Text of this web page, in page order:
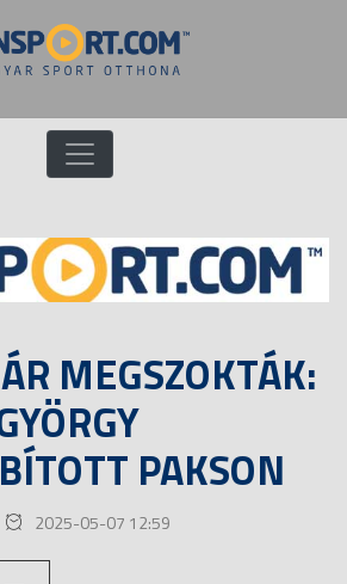
MEGSZOKTÁK:
PAKSON
2025-05-07 12:59